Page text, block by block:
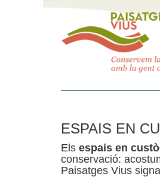
ESPAIS EN
Els espais en
conservació:
Paisatges Vius